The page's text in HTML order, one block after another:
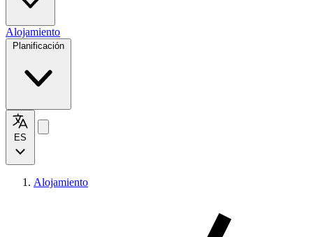
Alojamiento
Alojamiento